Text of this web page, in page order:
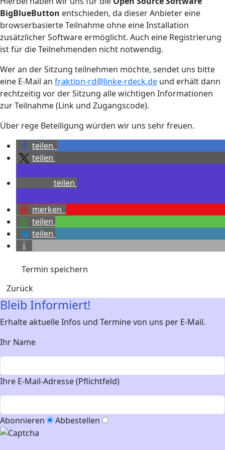
BigBlueButton entschieden, da dieser Anbieter eine
browserbasierte Teilnahme ohne eine Installation
zusätzlicher Software ermöglicht. Auch eine Registrierung
ist für die Teilnehmenden nicht notwendig.
Wer an der Sitzung teilnehmen möchte, sendet uns bitte
eine E-Mail an fraktion-rd@linke-rdeck.de und erhält dann
rechtzeitig vor der Sitzung alle wichtigen Informationen
zur Teilnahme (Link und Zugangscode).
Über rege Beteiligung würden wir uns sehr freuen.
teilen
teilen
teilen
merken
teilen
teilen
Termin speichern
Zurück
Bleib Informiert!
Erhalte aktuelle Infos und Termine von uns per E-Mail.
Ihr Name
Ihre E-Mail-Adresse (Pflichtfeld)
Abonnieren Abbestellen